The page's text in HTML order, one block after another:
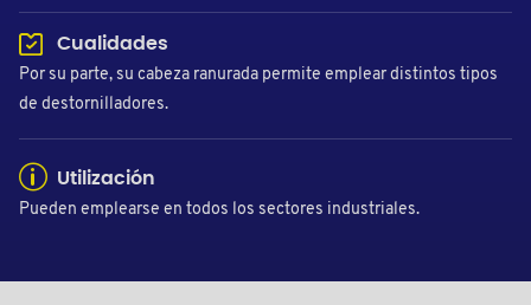
Cualidades
Por su parte, su cabeza ranurada permite emplear distintos tipos
de destornilladores.
Utilización
Pueden emplearse en todos los sectores industriales.